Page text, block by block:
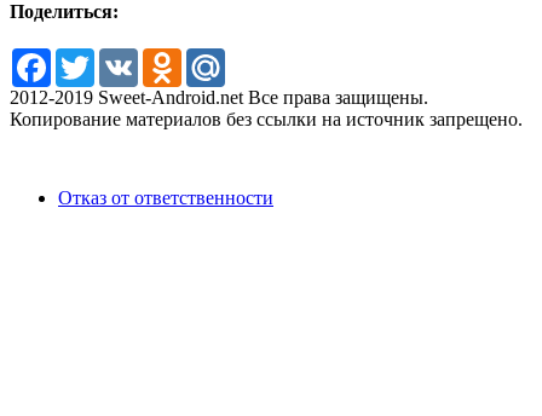
Поделиться:
Facebook
TwitterVK Odnoklassniki
2012-2019 Sweet-Android.net Все права защищены.
Копирование материалов без ссылки на источник запрещено.
Отказ от ответственности